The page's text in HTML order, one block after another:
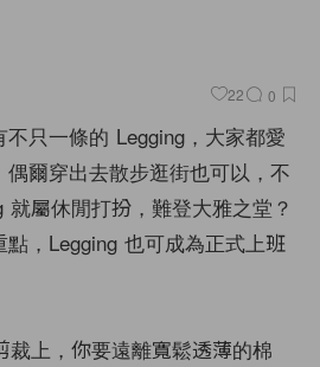
22 0
只一條的 Legging，大家都愛
爾穿出去散步逛街也可以，不
屬休閒打扮，難登大雅之堂？
，Legging 也可成為正式上班
裁上，你要遠離寬鬆透薄的棉